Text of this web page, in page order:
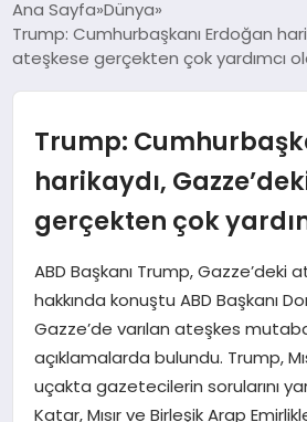
EKONOMI
SPOR
SAĞLIK
EĞITIM
Ana Sayfa Dünya
Trump: Cumhurbaşkanı Erdoğan
ateşkese gerçekten çok yardımcı
Trump:
harikaydı,
gerçekten çok
ABD Başkanı Trump, Gazze’deki
hakkında konuştu ABD Başkanı
Gazze’de varılan ateşkes
açıklamalarda bulundu. Trump,
uçakta gazetecilerin sorularını
Katar, Mısır ve Birleşik Arap